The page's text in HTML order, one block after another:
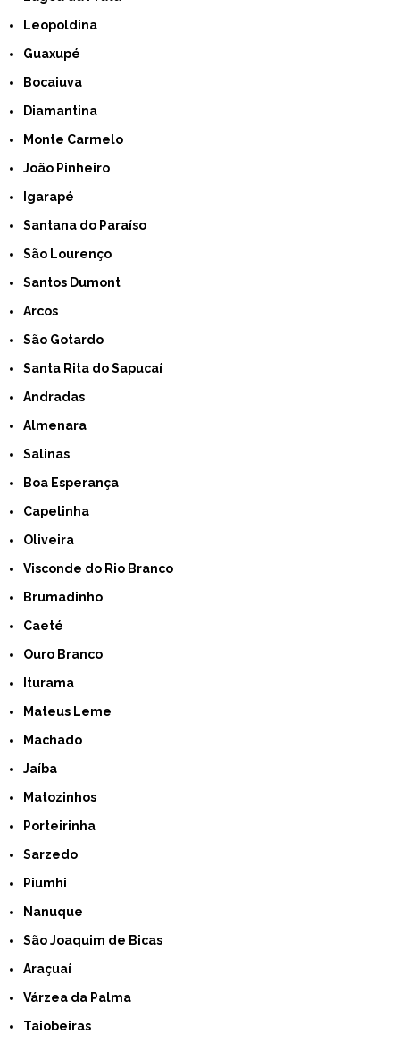
Leopoldina
Guaxupé
Bocaiuva
Diamantina
Monte Carmelo
João Pinheiro
Igarapé
Santana do Paraíso
São Lourenço
Santos Dumont
Arcos
São Gotardo
Santa Rita do Sapucaí
Andradas
Almenara
Salinas
Boa Esperança
Capelinha
Oliveira
Visconde do Rio Branco
Brumadinho
Caeté
Ouro Branco
Iturama
Mateus Leme
Machado
Jaíba
Matozinhos
Porteirinha
Sarzedo
Piumhi
Nanuque
São Joaquim de Bicas
Araçuaí
Várzea da Palma
Taiobeiras